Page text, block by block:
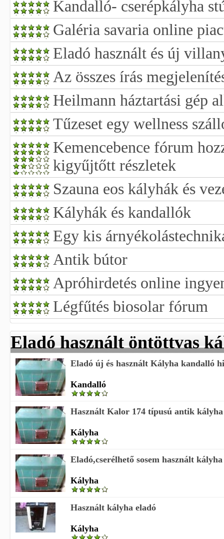
Kandalló- cserépkályha
Galéria savaria online
Eladó használt és új
Az összes írás
Heilmann háztartási gép
Tűzeset egy wellness
Kemencebence fórum
kigyűjtőtt részletek
Szauna eos kályhák és
Kályhák és kandallók
Egy kis
Antik bútor
Apróhirdetés online
Légfűtés biosolar fórum
Eladó használt öntöttvas
Eladó új és használt Kályha kandalló
Kandalló
Használt Kalor 174 típusú antik kályha
Kályha
Eladó,cserélhető sosem használt kályha
Kályha
Használt kályha eladó
Kályha